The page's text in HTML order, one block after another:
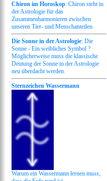
Chiron im Horoskop: Chiron steht in
der Astrologie für das
Zusammenharmonieren zwischen
unseren Tier- und Menschanteilen.
Die Sonne in der Astrologie: Die
Sonne - Ein weibliches Symbol ?
Möglicherweise muss die klassische
Deutung der Sonne in der Astrologie
neu überdacht werden.
Sternzeichen Wassermann
Warum ein Wassermann lernen muss,